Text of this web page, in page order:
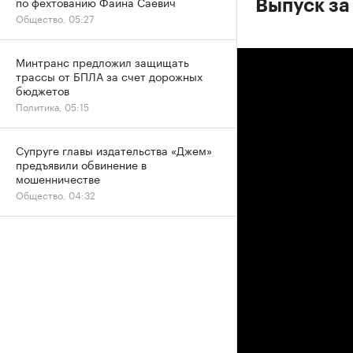
Выпуск
Общество, 05:27
Минтранс предложил защищать
трассы от БПЛА за счет дорожных
бюджетов
Политика, 05:15
Супруге главы издательства «Джем»
предъявили обвинение в
мошенничестве
Общество, 04:32